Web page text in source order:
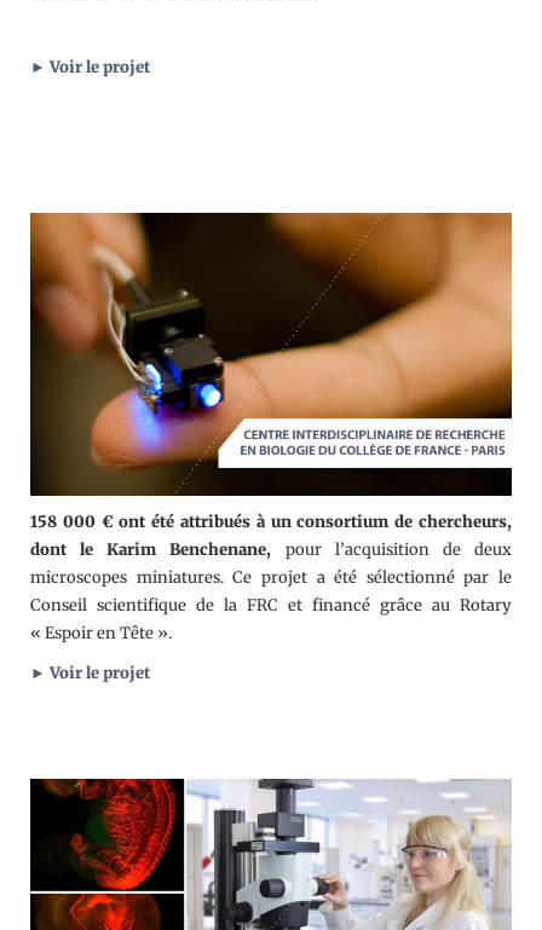
► Voir le projet
158 000 € ont été attribués à un consortium de chercheurs,
dont le
Karim Benchenane, pour l’acquisition de deux
microscopes miniatures. Ce projet a été sélectionné par le
Conseil scientifique de la FRC et financé grâce au Rotary
« Espoir en Tête ».
► Voir le projet